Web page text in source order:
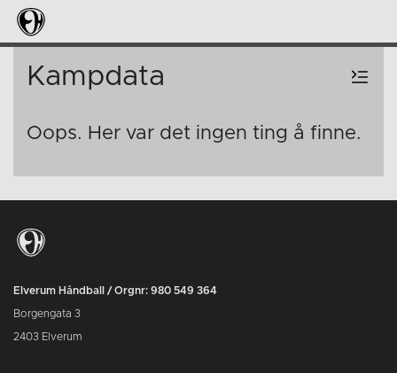
Kampdata
Oops. Her var det ingen ting å finne.
Elverum Håndball / Orgnr: 980 549 364
Borgengata 3
2403 Elverum